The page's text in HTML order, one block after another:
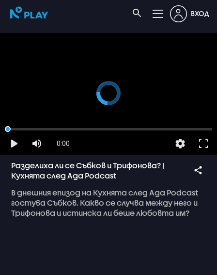
ВХОД
0:00
Разделиха ли се Събков и Трифонова? |
Кухнята след Ада Podcast
Вднешнияепизод на Кухнята след Ада Podcast
гостува Събков. Какво сеслучва между него и
Трифонова и истинска либешелюбовта им?